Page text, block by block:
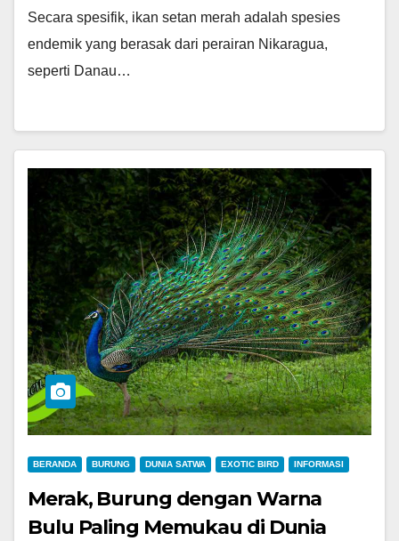
Secara spesifik, ikan setan merah adalah spesies
endemik yang berasak dari perairan Nikaragua,
seperti Danau…
BERANDA BURUNG DUNIA SATWA EXOTIC BIRD INFORMASI
Merak, Burung dengan Warna
Bulu Paling Memukau di Dunia